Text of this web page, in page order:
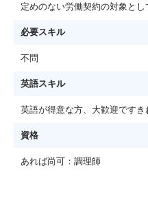
定めのない労働契約の対象と
必要スキル
不問
英語スキル
英語が得意な方、大歓迎ですき
資格
あれば尚可：調理師